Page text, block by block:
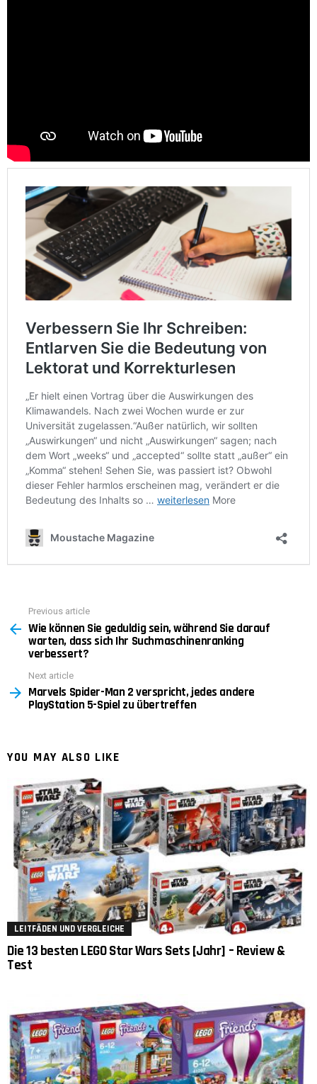
more
Previous article
Wie können Sie geduldig sein, während Sie darauf
warten, dass sich Ihr Suchmaschinenranking
verbessert?
Next article
Marvels Spider-Man 2 verspricht, jedes andere
PlayStation 5-Spiel zu übertreffen
YOU MAY ALSO LIKE
LEITFÄDEN UND VERGLEICHE
Die 13 besten LEGO Star Wars Sets [Jahr] – Review &
Test